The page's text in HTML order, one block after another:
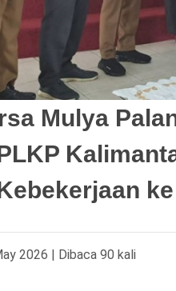
Mulya
2026 | Dibaca 90 kali